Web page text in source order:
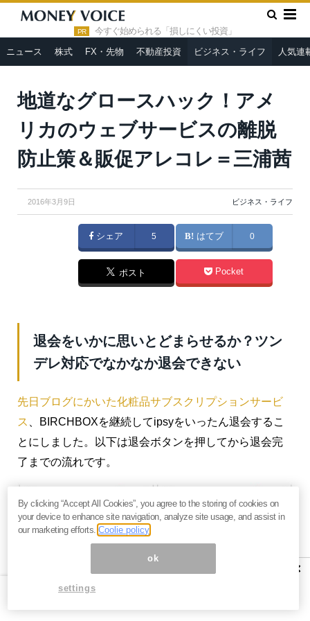
PR 今すぐ始められる「損しにくい投資」
ニュース 株式 FX・先物 不動産投資 ビジネス・ライフ 人気連
HOME » ビジネス・ライフ
地道なグロースハック！アメリカ
のウェブサービスの離脱防止策＆販促アレコレ＝三浦茜
地道なグロースハック！アメ
リカのウェブサービスの離脱
防止策＆販促アレコレ＝三浦茜
2016年3月9日 ビジネス・ライフ
シェア 5 はてブ 0
ポスト Pocket
退会をいかに思いとどまらせるか？ツン
デレ対応でなかなか退会できない
先日ブログにかいた化粧品サブスクリプションサービ
ス
、BIRCHBOXを継続してipsyをいったん退会するこ
とにしました。以下は退会ボタンを押してから退会完
了までの流れです。
×
By clicking “Accept All Cookies”, you agree to the storing of cookies on
your device to enhance site navigation, analyze site usage, and assist in
our marketing efforts.Coolie policy
ok
settings